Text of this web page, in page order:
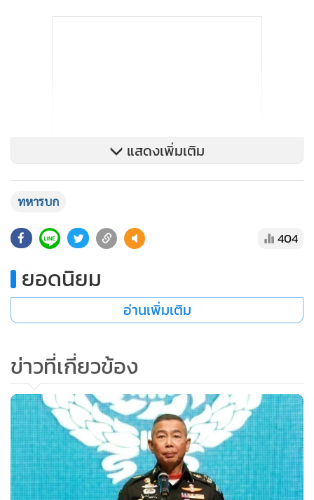
โดยเฉพาะในห้วงต่อจากนี้ที่อาจเกิดความผันผวนทั้งด้าน
เศรษฐกิจ สังคม และมิติอื่นๆ จากผลกระทบของไวรัส COVID-19
แสดงเพิ่มเติม
ทหารบก
404
ยอดนิยม
อ่านเพิ่มเติม
ข่าวที่เกี่ยวข้อง